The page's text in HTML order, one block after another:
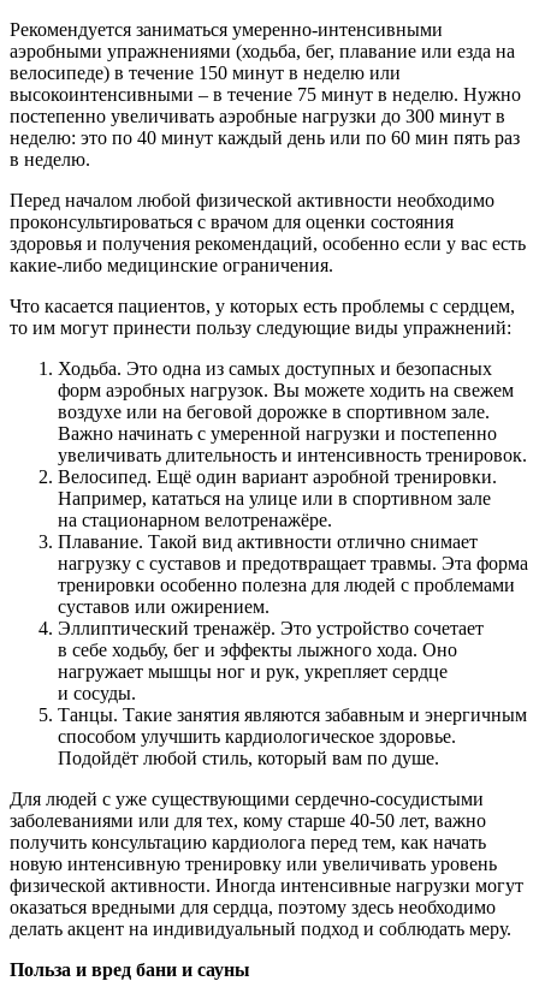
Рекомендуется заниматься умеренно-интенсивными
аэробными упражнениями (ходьба, бег, плавание или езда на
велосипеде) в течение 150 минут в неделю или
высокоинтенсивными – в течение 75 минут в неделю. Нужно
постепенно увеличивать аэробные нагрузки до 300 минут в
неделю: это по 40 минут каждый день или по 60 мин пять раз
в неделю.
Перед началом любой физической активности необходимо
проконсультироваться с врачом для оценки состояния
здоровья и получения рекомендаций, особенно если у вас есть
какие-либо медицинские ограничения.
Что касается пациентов, у которых есть проблемы с сердцем,
то им могут принести пользу следующие виды упражнений:
Ходьба. Это одна из самых доступных и безопасных
форм аэробных нагрузок. Вы можете ходить на свежем
воздухе или на беговой дорожке в спортивном зале.
Важно начинать с умеренной нагрузки и постепенно
увеличивать длительность и интенсивность тренировок.
Велосипед. Ещё один вариант аэробной тренировки.
Например, кататься на улице или в спортивном зале
на стационарном велотренажёре.
Плавание. Такой вид активности отлично снимает
нагрузку с суставов и предотвращает травмы. Эта форма
тренировки особенно полезна для людей с проблемами
суставов или ожирением.
Эллиптический тренажёр. Это устройство сочетает
в себе ходьбу, бег и эффекты лыжного хода. Оно
нагружает мышцы ног и рук, укрепляет сердце
и сосуды.
Танцы. Такие занятия являются забавным и энергичным
способом улучшить кардиологическое здоровье.
Подойдёт любой стиль, который вам по душе.
Для людей с уже существующими сердечно-сосудистыми
заболеваниями или для тех, кому старше 40-50 лет, важно
получить консультацию кардиолога перед тем, как начать
новую интенсивную тренировку или увеличивать уровень
физической активности. Иногда интенсивные нагрузки могут
оказаться вредными для сердца, поэтому здесь необходимо
делать акцент на индивидуальный подход и соблюдать меру.
Польза и вред бани и сауны